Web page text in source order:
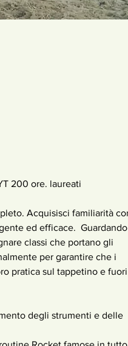
200 ore. laureati
ed efficace.  Guardando
classi che portano gli
per garantire che i
pratica sul tappetino e fuori